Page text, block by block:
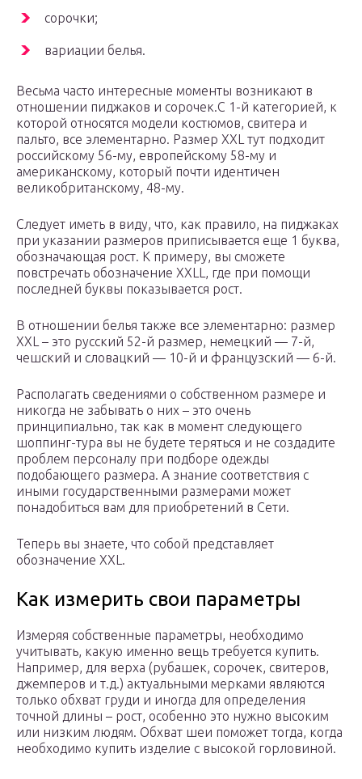
сорочки;
вариации белья.
Весьма часто интересные моменты возникают в
отношении пиджаков и сорочек.С 1-й категорией, к
которой относятся модели костюмов, свитера и
пальто, все элементарно. Размер XXL тут подходит
российскому 56-му, европейскому 58-му и
американскому, который почти идентичен
великобританскому, 48-му.
Следует иметь в виду, что, как правило, на пиджаках
при указании размеров приписывается еще 1 буква,
обозначающая рост. К примеру, вы сможете
повстречать обозначение XXLL, где при помощи
последней буквы показывается рост.
В отношении белья также все элементарно: размер
XXL – это русский 52-й размер, немецкий — 7-й,
чешский и словацкий — 10-й и французский — 6-й.
Располагать сведениями о собственном размере и
никогда не забывать о них – это очень
принципиально, так как в момент следующего
шоппинг-тура вы не будете теряться и не создадите
проблем персоналу при подборе одежды
подобающего размера. А знание соответствия с
иными государственными размерами может
понадобиться вам для приобретений в Сети.
Теперь вы знаете, что собой представляет
обозначение XXL.
Как измерить свои параметры
Измеряя собственные параметры, необходимо
учитывать, какую именно вещь требуется купить.
Например, для верха (рубашек, сорочек, свитеров,
джемперов и т.д.) актуальными мерками являются
только обхват груди и иногда для определения
точной длины – рост, особенно это нужно высоким
или низким людям. Обхват шеи поможет тогда, когда
необходимо купить изделие с высокой горловиной.